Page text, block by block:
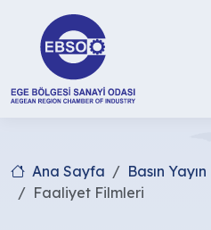
Ana Sayfa Basın Yayın
Faaliyet Filmleri